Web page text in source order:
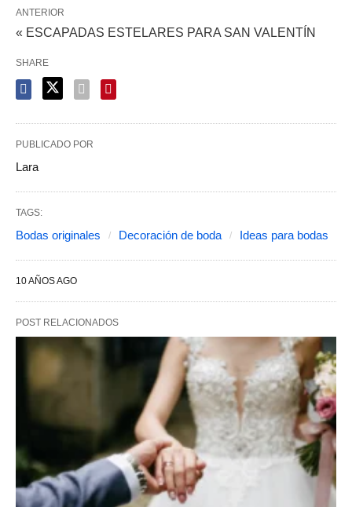
ANTERIOR
« ESCAPADAS ESTELARES PARA SAN VALENTÍN
SHARE
PUBLICADO POR
Lara
TAGS:
Bodas originales Decoración de boda Ideas para bodas
10 AÑOS AGO
POST RELACIONADOS